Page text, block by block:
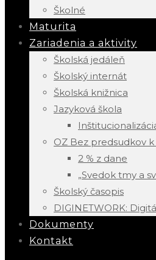
Školné
Maturita
Zariadenia a aktivity
Školská jedáleň
Školský internát
Školská knižnica
Jazyková škola
OZ Bez predsudkov
2 % z dane
„Svedok tmy a
Školský časopis
DIGINETWORK:
Dokumenty
Kontakt